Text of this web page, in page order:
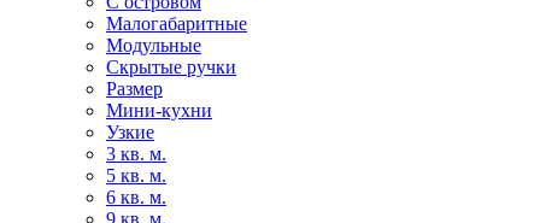
Малогабаритные
Модульные
Скрытые ручки
Размер
Мини-кухни
Узкие
3 кв. м.
5 кв. м.
6 кв. м.
9 кв. м.